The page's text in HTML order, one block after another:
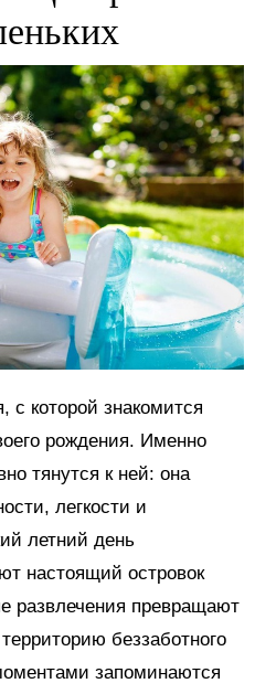
которой знакомится
рождения. Именно
тянутся к ней: она
легкости и
летний день
настоящий островок
развлечения превращают
беззаботного
запоминаются